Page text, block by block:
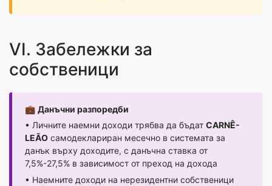
VI. Забележки за
собственици
💼 Данъчни разпоредби
• Личните наемни доходи трябва да бъдат CARNÊ-
LEÃO самодеклариран месечно в системата за
данък върху доходите, с данъчна ставка от
7,5%-27,5% в зависимост от преход на дохода
• Наемните доходи на нерезидентни собственици